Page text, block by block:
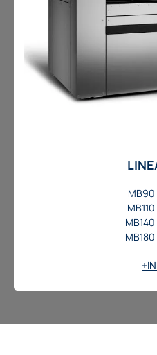
MB90
MB110
MB140
MB180